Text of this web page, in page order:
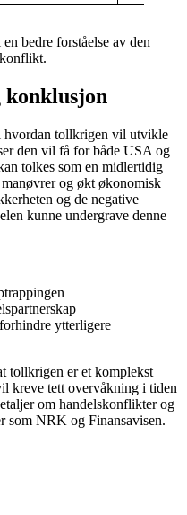
bedre forståelse av den
konklusjon
hvordan tollkrigen vil utvikle
den vil få for både USA og
tolkes som en midlertidig
og økt økonomisk
og de negative
kunne undergrave denne
ytterligere
tollkrigen er et komplekst
kreve tett overvåkning i tiden
om handelskonflikter og
som NRK og Finansavisen.